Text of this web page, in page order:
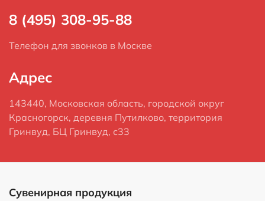
8 (495) 308-95-88
Телефон для звонков в Москве
Адрес
143440, Московская область, городской округ
Красногорск, деревня Путилково, территория
Гринвуд, БЦ Гринвуд, с33
Сувенирная продукция